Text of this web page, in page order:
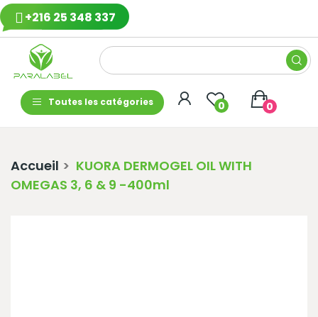
+216 25 348 337
Toutes les catégories 0 0
Accueil
KUORA DERMOGEL OIL WITH
OMEGAS 3, 6 & 9 -400ml